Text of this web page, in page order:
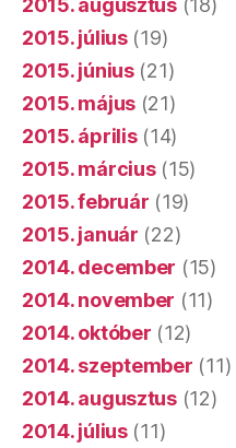
2015. augusztus(18)
2015. július(19)
2015. június(21)
2015. május (21)
2015. április(14)
2015. március(15)
2015. február (19)
2015. január (22)
2014. december (15)
2014. november (11)
2014. október (12)
2014. szeptember (11)
2014. augusztus(12)
2014. július(11)